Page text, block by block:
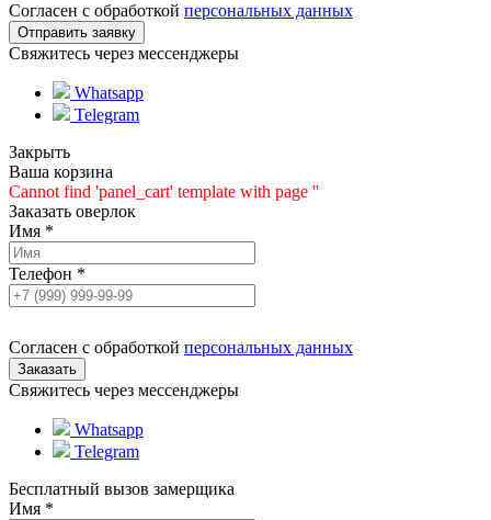
Согласен с обработкой персональных данных
Свяжитесь через мессенджеры
Whatsapp
Telegram
Закрыть
Ваша корзина
Cannot find 'panel_cart' template with page ''
Заказать оверлок
Имя *
Телефон *
Согласен с обработкой персональных данных
Свяжитесь через мессенджеры
Whatsapp
Telegram
Бесплатный вызов замерщика
Имя *